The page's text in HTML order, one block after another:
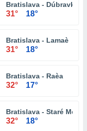
Bratislava - Dúbravka
31° 18°
Bratislava - Lamaè
31° 18°
Bratislava - Raèa
32° 17°
Bratislava - Staré Mesto
32° 18°